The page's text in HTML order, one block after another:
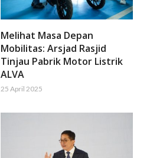
Melihat Masa Depan
Mobilitas: Arsjad Rasjid
Tinjau Pabrik Motor Listrik
ALVA
25 April 2025